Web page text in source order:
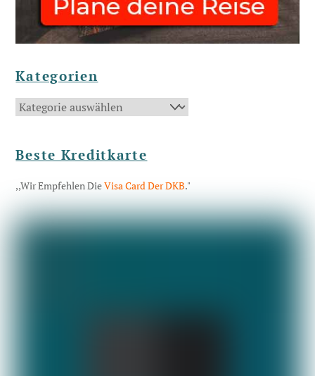
Kategorien
Kategorien
Beste Kreditkarte
,,Wir Empfehlen DieVisa Card Der DKB."